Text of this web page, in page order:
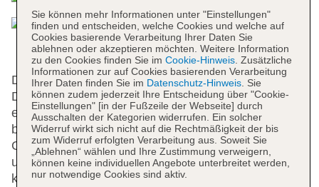
Das Hotel bietet 8 Suiten, 50 Einzel- und 137
Doppelzimmer auf 4 Etagen, die mit einem Aufzug
erreichbar sind. Die Rezeption ist rund um die Uhr
besetzt. Serviceleistungen wie eine
Gepäckaufbewahrung, ein Safe, ein Geldautomat
und ein Getränkeautomat tragen zu einem
komfortablen Aufenthalt bei. Per WLAN erhalten die
Sie können mehr Informationen unter "Einstellungen"
finden und entscheiden, welche Cookies und welche auf
Cookies basierende Verarbeitung Ihrer Daten Sie
ablehnen oder akzeptieren möchten. Weitere Information
zu den Cookies finden Sie im Cookie-Hinweis. Zusätzliche
Informationen zur auf Cookies basierenden Verarbeitung
Ihrer Daten finden Sie im Datenschutz-Hinweis. Sie
können zudem jederzeit Ihre Entscheidung über "Cookie-
Einstellungen" [in der Fußzeile der Webseite] durch
Ausschalten der Kategorien widerrufen. Ein solcher
Widerruf wirkt sich nicht auf die Rechtmäßigkeit der bis
zum Widerruf erfolgten Verarbeitung aus. Soweit Sie
„Ablehnen“ wählen und Ihre Zustimmung verweigern,
können keine individuellen Angebote unterbreitet werden,
nur notwendige Cookies sind aktiv.